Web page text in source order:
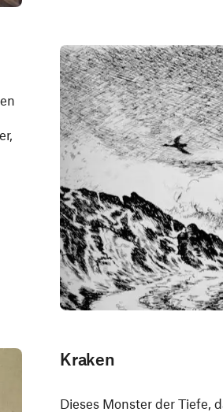
Kraken
Dieses Monster der Tiefe,